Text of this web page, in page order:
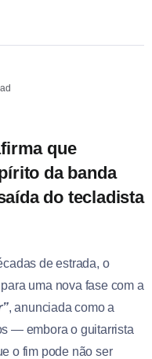
que
da banda
do tecladista
de estrada, o
uma nova fase com a
, anunciada como a
— embora o guitarrista
o fim pode não ser